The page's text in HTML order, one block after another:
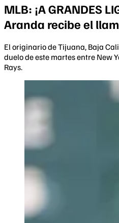
MLB: ¡A GRANDES
Aranda recibe el
El originario de Tijuana, Baja
duelo de este martes entre New
Rays.